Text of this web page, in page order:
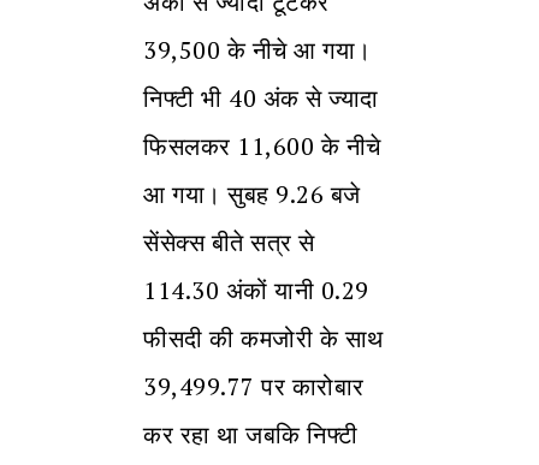
39,500 के नीचे आ गया।
निफ्टी भी 40 अंक से ज्यादा
फिसलकर 11,600 के नीचे
आ गया। सुबह 9.26 बजे
सेंसेक्स बीते सत्र से
114.30 अंकों यानी 0.29
फीसदी की कमजोरी के साथ
39,499.77 पर कारोबार
कर रहा था जबकि निफ्टी